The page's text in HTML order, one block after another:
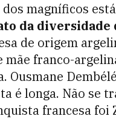
magníficos
da diversidade
de origem
franco-
Ousmane
é longa. Não se
francesa foi